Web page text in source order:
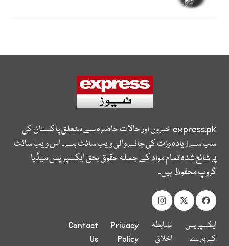
express.pkخبروں اور حالات حاضرہ سے متعلق پاکستان کی
سب سے زیادہ وزٹ کی جانے والی ویب سائٹ ہے۔ اس ویب سائٹ
پر شائع شدہ تمام مواد کے جملہ حقوق بحق ایکسپریس میڈیا
گروپ محفوظ ہیں۔
ایکسپریس
کے بارے
ضابطہ
اخلاق
Privacy
Policy
Contact
Us